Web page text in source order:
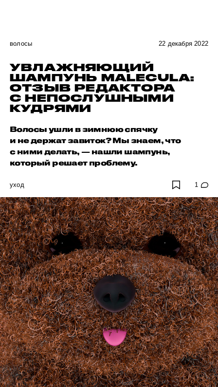
волосы 22 декабря 2022
УВЛАЖНЯЮЩИЙ
ШАМПУНЬ MALECULA:
ОТЗЫВ РЕДАКТОРА
С НЕПОСЛУШНЫМИ
КУДРЯМИ
Волосы ушли в зимнюю спячку
и не держат завиток? Мы знаем, что
с ними делать, — нашли шампунь,
который решает проблему.
уход 1